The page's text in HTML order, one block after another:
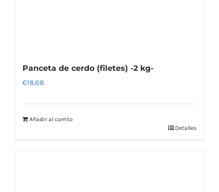
Panceta de cerdo (filetes) -2 kg-
€18,68
Añadir al carrito
Detalles